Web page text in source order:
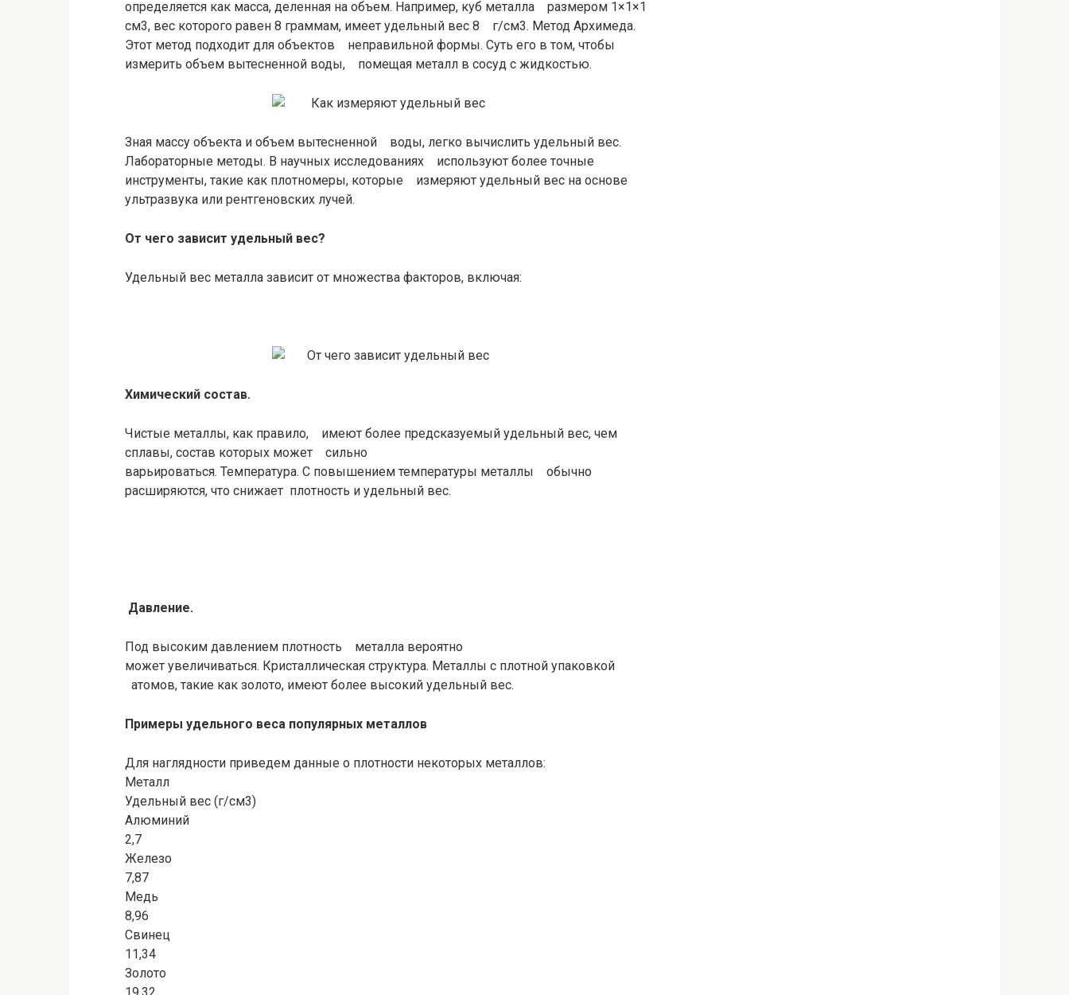
определяется как масса, деленная на объем. Например, куб металла размером 1×1×1
см3, вес которого равен 8 граммам, имеет удельный вес 8 г/см3. Метод Архимеда.
Этот метод подходит для объектов неправильной формы. Суть его в том, чтобы
измерить объем вытесненной воды, помещая металл в сосуд с жидкостью.
Зная массу объекта и объем вытесненной воды, легко вычислить удельный вес.
Лабораторные методы. В научных исследованиях используют более точные
инструменты, такие как плотномеры, которые измеряют удельный вес на основе
ультразвука или рентгеновских лучей.
От чего зависит удельный вес?
Удельный вес металла зависит от множества факторов, включая:
Химический состав.
Чистые металлы, как правило, имеют более предсказуемый удельный вес, чем
сплавы, состав которых может сильно
варьироваться. Температура. С повышением температуры металлы обычно
расширяются, что снижает плотность и удельный вес.
Давление.
Под высоким давлением плотность металла вероятно
может увеличиваться. Кристаллическая структура. Металлы с плотной упаковкой
атомов, такие как золото, имеют более высокий удельный вес.
Примеры удельного веса популярных металлов
Для наглядности приведем данные о плотности некоторых металлов:
Металл
Удельный вес (г/см3)
Алюминий
2,7
Железо
7,87
Медь
8,96
Свинец
11,34
Золото